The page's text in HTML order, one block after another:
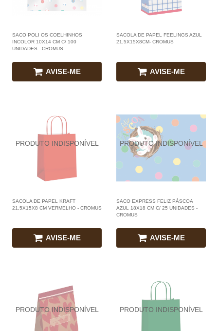
SACO POLI OS COELHINHOS
INCOLOR 10X14 CM C/ 100
UNIDADES - CROMUS
AVISE-ME
SACOLA DE PAPEL FEELINGS AZUL
21,5X15X8CM- CROMUS
AVISE-ME
SACOLA DE PAPEL KRAFT
21,5X15X8 CM VERMELHO - CROMUS
AVISE-ME
SACO EXPRESS FELIZ PÁSCOA
AZUL 18X18 CM C/ 25 UNIDADES -
CROMUS
AVISE-ME